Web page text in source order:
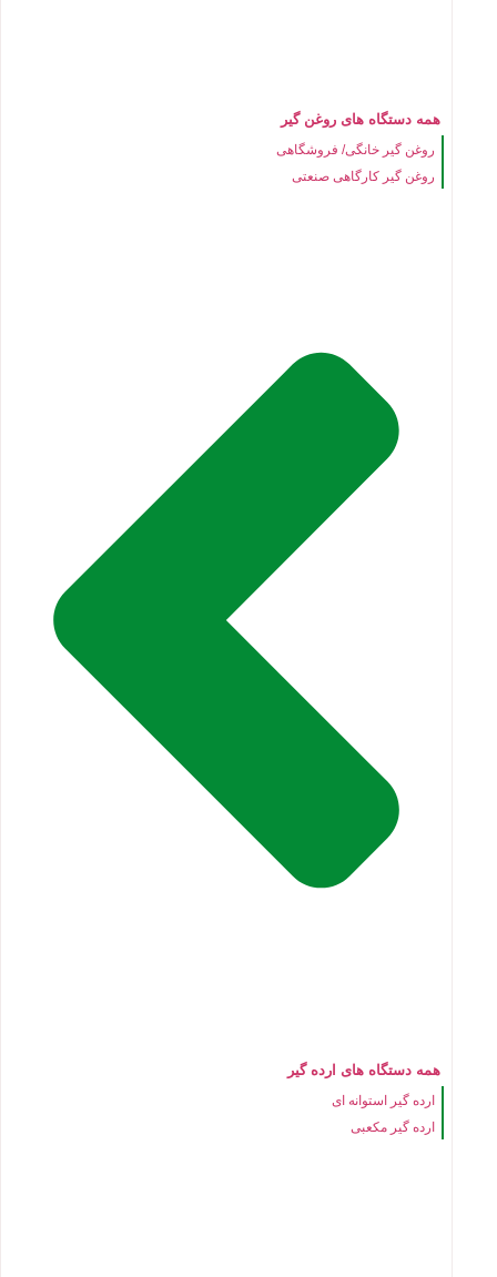
همه دستگاه های روغن گیر
روغن گیر خانگی/ فروشگاهی
روغن گیر کارگاهی صنعتی
همه دستگاه های ارده گیر
ارده گیر استوانه ای
ارده گیر مکعبی